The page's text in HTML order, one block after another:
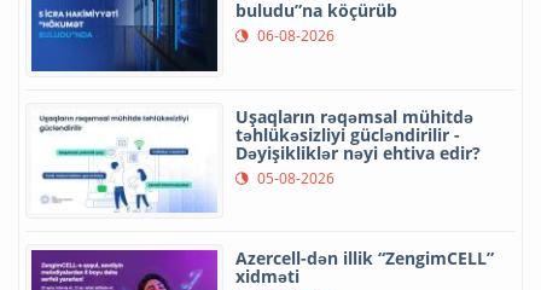
buludu”na köçürüb
06-08-2026
Uşaqların rəqəmsal mühitdə
təhlükəsizliyi gücləndirilir -
Dəyişikliklər nəyi ehtiva edir?
05-08-2026
Azercell-dən illik “ZengimCELL”
xidməti